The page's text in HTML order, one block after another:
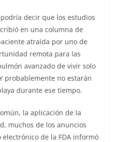
decir que los estudios
en una columna de
atraída por uno de
remota para las
avanzado de vivir solo
probablemente no estarán
durante ese tiempo.
la aplicación de la
muchos de los anuncios
de la FDA informó